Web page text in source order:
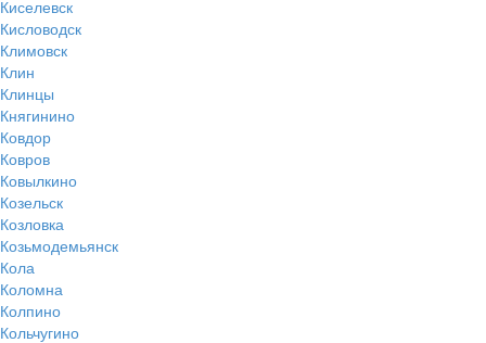
Киселевск
Кисловодск
Климовск
Клин
Клинцы
Княгинино
Ковдор
Ковров
Ковылкино
Козельск
Козловка
Козьмодемьянск
Кола
Коломна
Колпино
Кольчугино